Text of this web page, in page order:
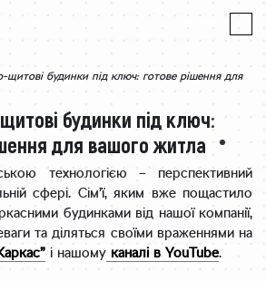
щитові будинки під ключ: готове рішення для
будинки під ключ:
для вашого житла
технологією – перспективний
сфері. Сім’ї, яким вже пощастило
будинками від нашої компанії,
та діляться своїми враженнями на
і нашому каналі в YouTube.